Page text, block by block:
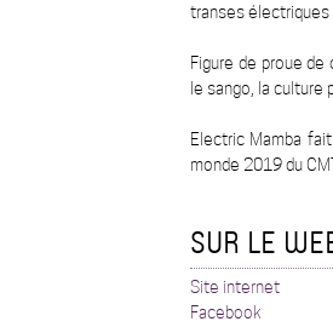
transes
Figure de proue de
le sango, la culture
Electric Mamba
monde 2019 du
SUR LE
Site internet
Facebook